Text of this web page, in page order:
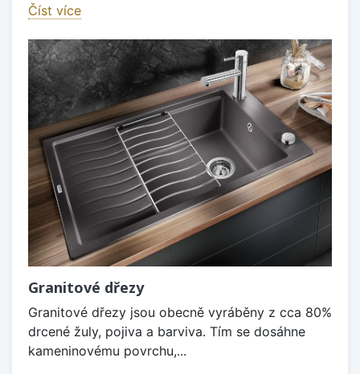
Číst více
Granitové dřezy
Granitové dřezy jsou obecně vyráběny z cca 80%
drcené žuly, pojiva a barviva. Tím se dosáhne
kameninovému povrchu,...